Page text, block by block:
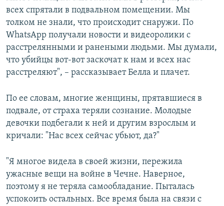
всех спрятали в подвальном помещении. Мы
толком не знали, что происходит снаружи. По
WhatsApp получали новости и видеоролики с
расстрелянными и ранеными людьми. Мы думали,
что убийцы вот-вот заскочат к нам и всех нас
расстреляют", – рассказывает Белла и плачет.
По ее словам, многие женщины, прятавшиеся в
подвале, от страха теряли сознание. Молодые
девочки подбегали к ней и другим взрослым и
кричали: "Нас всех сейчас убьют, да?"
"Я многое видела в своей жизни, пережила
ужасные вещи на войне в Чечне. Наверное,
поэтому я не теряла самообладание. Пыталась
успокоить остальных. Все время была на связи с